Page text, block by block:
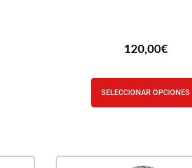
120,00€
SELECCIONAR OPCIONES